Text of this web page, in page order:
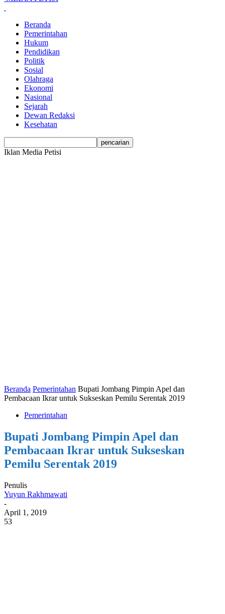
Beranda
Pemerintahan
Hukum
Pendidikan
Politik
Sosial
Olahraga
Ekonomi
Nasional
Sejarah
Dewan Redaksi
Kesehatan
Iklan Media Petisi
Beranda Pemerintahan Bupati Jombang Pimpin Apel dan
Pembacaan Ikrar untuk Sukseskan Pemilu Serentak 2019
Pemerintahan
Bupati Jombang Pimpin Apel dan
Pembacaan Ikrar untuk Sukseskan
Pemilu Serentak 2019
Penulis
Yuyun Rakhmawati
-
April 1, 2019
53